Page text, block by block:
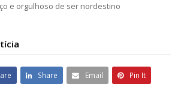
e orgulhoso de ser nordestino
Share Email Pin It